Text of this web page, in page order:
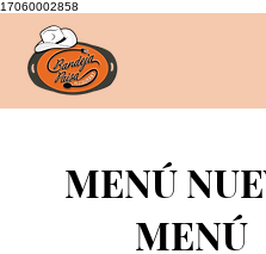
17060002858
MENÚ
MENÚ